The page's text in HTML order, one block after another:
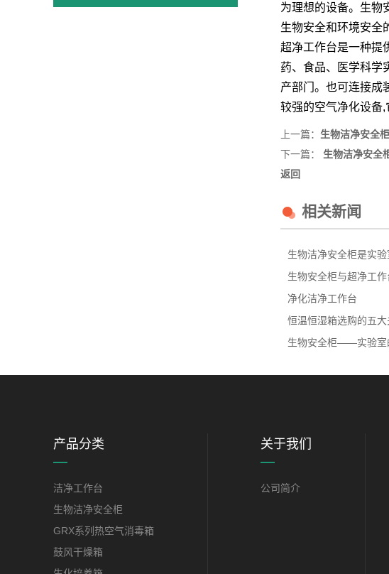
为理想的设备。 生物
生物安全和环境安全
超净工作台是一种提
药、食品、医学科学
产部门。也可连接成
较强的空气净化设备,
上一篇： 生物洁净安全
下一篇：
生物洁净安全
返回
相关新闻
生物洁净安全柜是实
生物安全柜与超净工
净化洁净工作台
恒温恒湿箱选购的五
生物安全柜——实验室
产品分类
洁净工作台
生物洁净安全柜
GRX系列热空气消毒箱
鼓风干燥箱
关于我们
公司简介